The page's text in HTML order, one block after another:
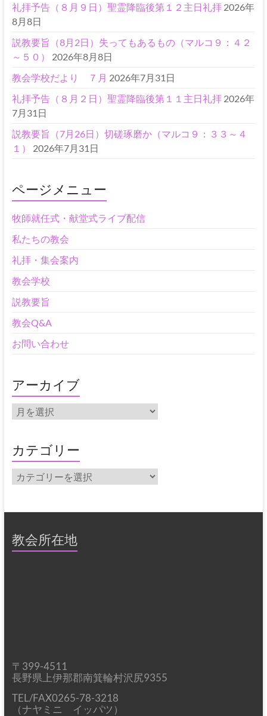
礼拝予告（８月９日）聖霊降臨後第１２主日礼拝 2026年
8月8日
説教要旨（8月2日）失ってもあるもの（マルコ９：４２
～５０）
2026年8月8日
教会学校だより ７月 2026年7月31日
礼拝予告（８月２日）聖霊降臨後第１１主日礼拝 2026年
7月31日
説教要旨（7月26日）切磋琢磨か（マルコ９：３３～４
１）
2026年7月31日
ページメニュー
牧師就任式・献堂式ライブ配信
私たちの教会
礼拝・集会案内
教会学校
説教要旨
教会Q&A
お問い合わせ
アーカイブ
ア
ー
イ
ブ
カテゴリー
カ
テ
教会所在地
〒399-4511
長野県上伊那郡南箕輪村沢尻9355
TEL/FAX0265-78-3218
（ナヤミニ イッパツ）